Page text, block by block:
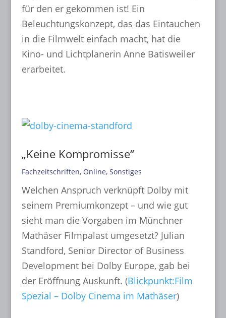
für den er gekommen ist! Ein
Beleuchtungskonzept, das das Eintauchen
in die Filmwelt einfach macht, hat die
Kino- und Lichtplanerin Anne Batisweiler
erarbeitet.
„Keine Kompromisse“
Fachzeitschriften, Online, Sonstiges
Welchen Anspruch verknüpft Dolby mit
seinem Premiumkonzept – und wie gut
sieht man die Vorgaben im Münchner
Mathäser Filmpalast umgesetzt? Julian
Standford, Senior Director of Business
Development bei Dolby Europe, gab bei
der Eröffnung Auskunft. (Blickpunkt:Film
Spezial – Dolby Cinema im Mathäser)